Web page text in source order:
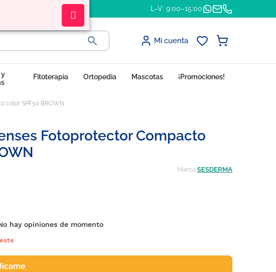
L–V: 9:00–15:00
 Mi cuenta
y
Fitoterapia Ortopedia Mascotas ¡Promociones!
color SPF50 BROWN
Fotoprotector Compacto
Marca SESDERMA
hay opiniones de momento